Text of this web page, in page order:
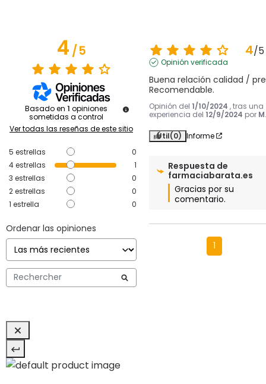
4/5
Basado en 1 opiniones
sometidas a control
Ver todas las reseñas de este sitio
5 estrellas
0
4estrellas
1
3 estrellas
0
2estrellas
0
1 estrella 0
Ordenar las opiniones
4/5
Opinión verificada
Buena relación calidad /
Recomendable.
Opinión del 1/10/2024 , tras una
experiencia del 12/9/2024 por
Útil(0) Informe
Respuesta de
farmaciabarata.es
Gracias por su
comentario.
1